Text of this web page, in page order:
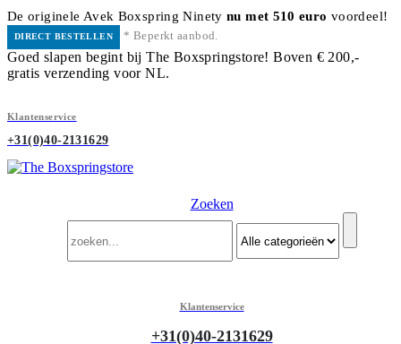
De originele Avek Boxspring Ninetynu met 510 euro voordeel!
DIRECT BESTELLEN * Beperkt aanbod.
Goed slapen begint bij The Boxspringstore! Boven € 200,-
gratis verzending voor NL.
Klantenservice
+31(0)40-2131629
Zoeken
Klantenservice
+31(0)40-2131629